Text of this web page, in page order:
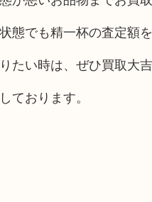
態でも精一杯の査定額
たい時は、ぜひ買取大
ております。